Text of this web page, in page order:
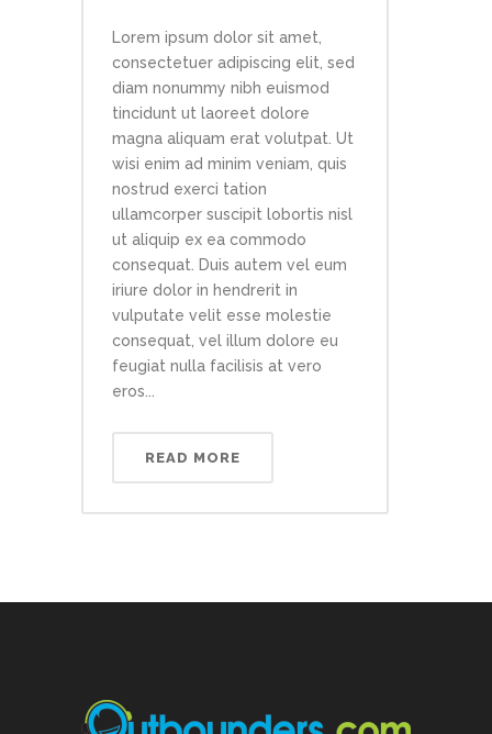
Lorem ipsum dolor sit amet,
consectetuer adipiscing elit, sed
diam nonummy nibh euismod
tincidunt ut laoreet dolore
magna aliquam erat volutpat. Ut
wisi enim ad minim veniam, quis
nostrud exerci tation
ullamcorper suscipit lobortis nisl
ut aliquip ex ea commodo
consequat. Duis autem vel eum
iriure dolor in hendrerit in
vulputate velit esse molestie
consequat, vel illum dolore eu
feugiat nulla facilisis at vero
eros...
READ MORE